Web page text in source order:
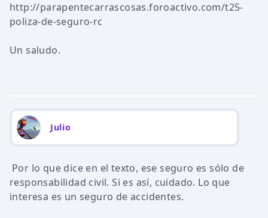
http://parapentecarrascosas.foroactivo.com/t25-
poliza-de-seguro-rc
Un saludo.
Julio
Por lo que dice en el texto, ese seguro es sólo de
responsabilidad civil. Si es así, cuidado. Lo que
interesa es un seguro de accidentes.